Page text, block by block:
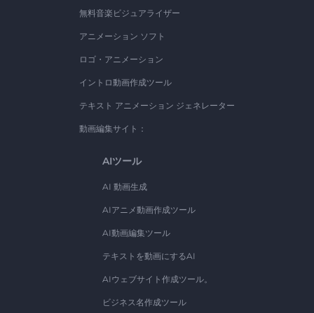
無料音楽ビジュアライザー
アニメーション ソフト
ロゴ・アニメーション
イントロ動画作成ツール
テキスト アニメーション ジェネレーター
動画編集サイト：
AIツール
AI 動画生成
AIアニメ動画作成ツール
AI動画編集ツール
テキストを動画にするAI
AIウェブサイト作成ツール。
ビジネス名作成ツール